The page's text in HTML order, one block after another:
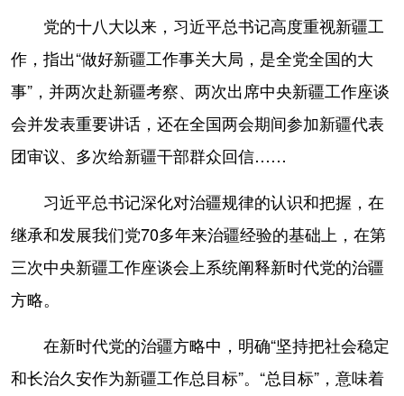
党的十八大以来，习近平总书记高度重视新疆工
作，指出“做好新疆工作事关大局，是全党全国的大
事”，并两次赴新疆考察、两次出席中央新疆工作座谈
会并发表重要讲话，还在全国两会期间参加新疆代表
团审议、多次给新疆干部群众回信……
习近平总书记深化对治疆规律的认识和把握，在
继承和发展我们党70多年来治疆经验的基础上，在第
三次中央新疆工作座谈会上系统阐释新时代党的治疆
方略。
在新时代党的治疆方略中，明确“坚持把社会稳定
和长治久安作为新疆工作总目标”。“总目标”，意味着